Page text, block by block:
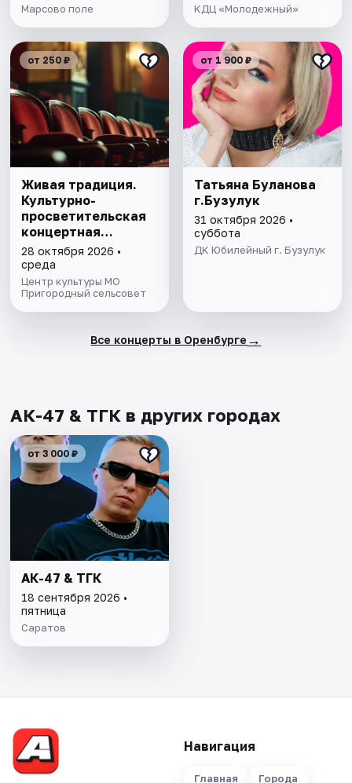
Марсово поле КДЦ «Молодежный»
от 250 ₽
Живая традиция.
Культурно-
просветительская
концертная
программа
28 октября 2026 •
среда
Центр культуры МО
Пригородный сельсовет
от 1 900 ₽
Татьяна Буланова
г.Бузулук
31 октября 2026 •
суббота
ДК Юбилейный г. Бузулук
Все концерты в Оренбурге →
АК-47 & ТГК в других городах
от 3 000 ₽
АК-47 & ТГК
18 сентября 2026 •
пятница
Саратов
Навигация
Главная Города